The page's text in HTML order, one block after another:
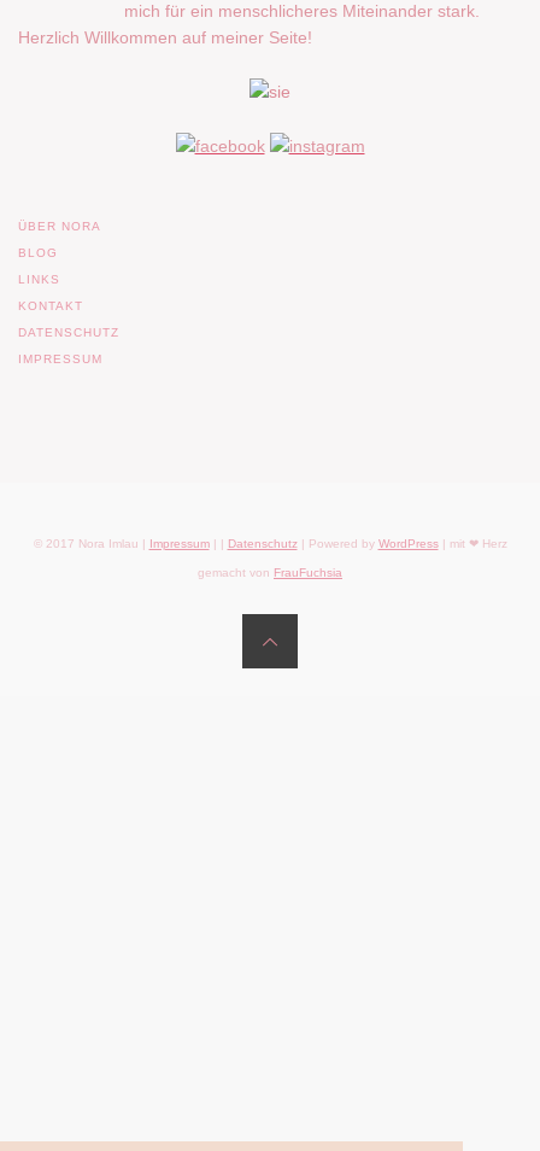
mich für ein menschlicheres Miteinander stark.
Herzlich Willkommen auf meiner Seite!
ÜBER NORA
BLOG
LINKS
KONTAKT
DATENSCHUTZ
IMPRESSUM
© 2017 Nora Imlau | Impressum| | Datenschutz| Powered by WordPress| mit ❤ Herz
gemacht von FrauFuchsia